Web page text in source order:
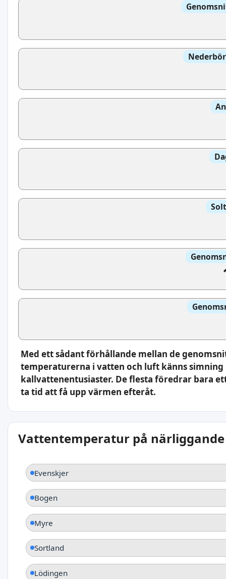
Med ett sådant förhållande mellan de
temperaturerna i vatten och luft känns
kallvattenentusiaster. De flesta föredrar bara
ta tid att få upp värmen efteråt.
Vattentemperatur på
Evenskjer
Bogen
Myre
Sortland
Lödingen